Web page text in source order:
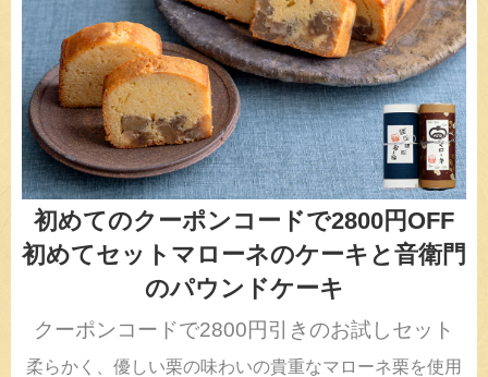
初めてのクーポンコードで2800円OFF
初めてセットマローネのケーキと音衛門
のパウンドケーキ
クーポンコードで2800円引きのお試しセット
柔らかく、優しい栗の味わいの貴重なマローネ栗を使用